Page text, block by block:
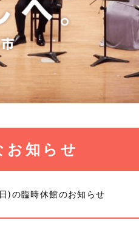
お知らせ
の臨時休館のお知らせ